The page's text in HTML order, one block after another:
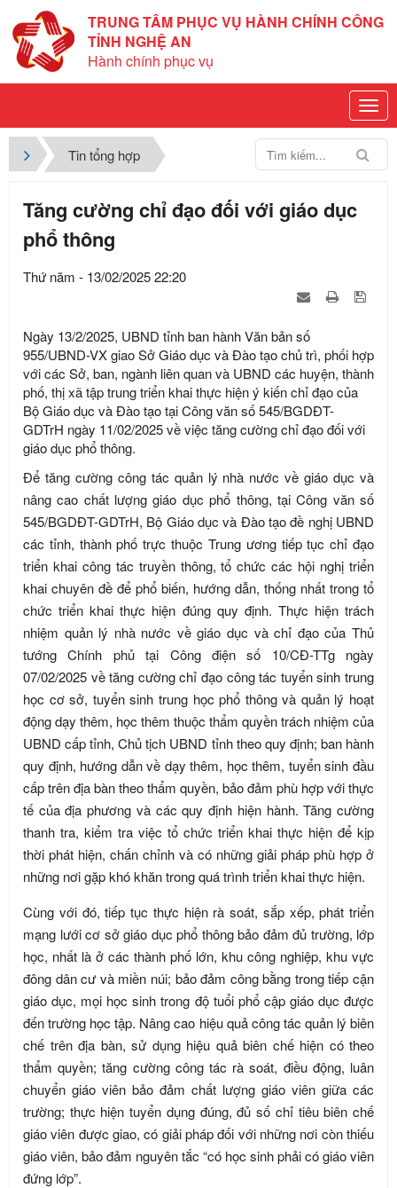
TRUNG TÂM PHỤC VỤ HÀNH CHÍNH CÔNG
TỈNH NGHỆ AN
Hành chính phục vụ
Tin tổng hợp
Tăng cường chỉ đạo đối với giáo dục
phổ thông
Thứ năm - 13/02/2025 22:20
Ngày 13/2/2025, UBND tỉnh ban hành Văn bản số
955/UBND-VX giao Sở Giáo dục và Đào tạo chủ trì, phối hợp
với các Sở, ban, ngành liên quan và UBND các huyện, thành
phố, thị xã tập trung triển khai thực hiện ý kiến chỉ đạo của
Bộ Giáo dục và Đào tạo tại Công văn số 545/BGDĐT-
GDTrH ngày 11/02/2025 về việc tăng cường chỉ đạo đối với
giáo dục phổ thông.
Để tăng cường công tác quản lý nhà nước về giáo dục và
nâng cao chất lượng giáo dục phổ thông, tại Công văn số
545/BGDĐT-GDTrH, Bộ Giáo dục và Đào tạo đề nghị UBND
các tỉnh, thành phố trực thuộc Trung ương tiếp tục chỉ đạo
triển khai công tác truyền thông, tổ chức các hội nghị triển
khai chuyên đề để phổ biến, hướng dẫn, thống nhất trong tổ
chức triển khai thực hiện đúng quy định. Thực hiện trách
nhiệm quản lý nhà nước về giáo dục và chỉ đạo của Thủ
tướng Chính phủ tại Công điện số 10/CĐ-TTg ngày
07/02/2025 về tăng cường chỉ đạo công tác tuyển sinh trung
học cơ sở, tuyển sinh trung học phổ thông và quản lý hoạt
động dạy thêm, học thêm thuộc thẩm quyền trách nhiệm của
UBND cấp tỉnh, Chủ tịch UBND tỉnh theo quy định; ban hành
quy định, hướng dẫn về dạy thêm, học thêm, tuyển sinh đầu
cấp trên địa bàn theo thẩm quyền, bảo đảm phù hợp với thực
tế của địa phương và các quy định hiện hành. Tăng cường
thanh tra, kiểm tra việc tổ chức triển khai thực hiện để kịp
thời phát hiện, chấn chỉnh và có những giải pháp phù hợp ở
những nơi gặp khó khăn trong quá trình triển khai thực hiện.
Cùng với đó, tiếp tục thực hiện rà soát, sắp xếp, phát triển
mạng lưới cơ sở giáo dục phổ thông bảo đảm đủ trường, lớp
học, nhất là ở các thành phố lớn, khu công nghiệp, khu vực
đông dân cư và miền núi; bảo đảm công bằng trong tiếp cận
giáo dục, mọi học sinh trong độ tuổi phổ cập giáo dục được
đến trường học tập. Nâng cao hiệu quả công tác quản lý biên
chế trên địa bàn, sử dụng hiệu quả biên chế hiện có theo
thẩm quyền; tăng cường công tác rà soát, điều động, luân
chuyển giáo viên bảo đảm chất lượng giáo viên giữa các
trường; thực hiện tuyển dụng đúng, đủ số chỉ tiêu biên chế
giáo viên được giao, có giải pháp đối với những nơi còn thiếu
giáo viên, bảo đảm nguyên tắc “có học sinh phải có giáo viên
đứng lớp”.